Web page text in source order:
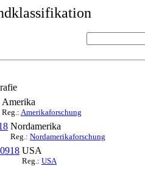
Amerika
Reg.: Amerikaforschung
Nordamerika
Reg.: Nordamerikaforschung
USA
Reg.: USA